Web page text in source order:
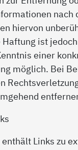
nach
hiervon
ist
einer
möglich. Bei
Links zu